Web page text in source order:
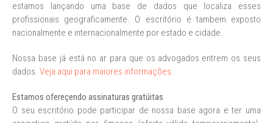
estamos lançando uma base de dados que localiza esses
profissionais geograficamente. O escritório é tambem exposto
nacionalmente e internacionalmente por estado e cidade.
Nossa base já está no ar para que os advogados entrem os seus
dados. Veja aqui para maiores informações.
Estamos ofereçendo assinaturas gratúitas
O seu escritório pode participar de nossa base agora e ter uma